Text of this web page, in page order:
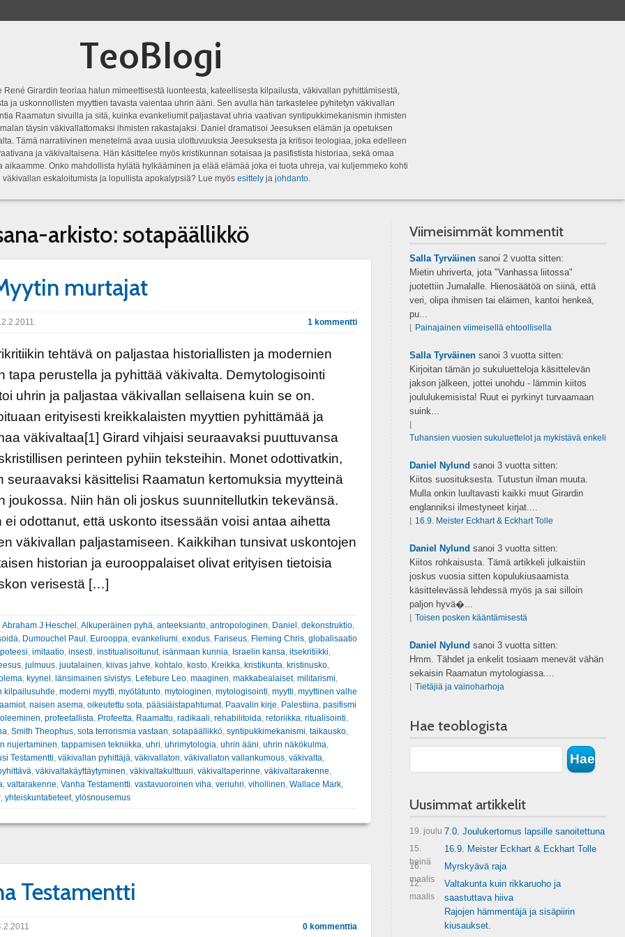
TeoBlogi
Girardin teoriaa halun mimeettisestä luonteesta, kateellisesta kilpailusta, väkivallan pyhittämisestä,
ja uskonnollisten myyttien tavasta vaientaa uhrin ääni. Sen avulla hän tarkastelee pyhitetyn väkivallan
Raamatun sivuilla ja sitä, kuinka evankeliumit paljastavat uhria vaativan syntipukkimekanismin ihmisten
täysin väkivallattomaksi ihmisten rakastajaksi. Daniel dramatisoi Jeesuksen elämän ja opetuksen
Tämä narratiivinen menetelmä avaa uusia ulottuvuuksia Jeesuksesta ja kritisoi teologiaa, joka edelleen
ja väkivaltaisena. Hän käsittelee myös kristikunnan sotaisaa ja pasifistista historiaa, sekä omaa
aikaamme. Onko mahdollista hylätä hylkääminen ja elää elämää joka ei tuota uhreja, vai kuljemmeko kohti
väkivallan eskaloitumista ja lopullista apokalypsiä? Lue myös esittelyja johdanto.
arkisto: sotapäällikkö
murtajat
1 kommentti
tehtävä on paljastaa historiallisten ja modernien
tapa perustella ja pyhittää väkivalta. Demytologisointi
uhrin ja paljastaa väkivallan sellaisena kuin se on.
erityisesti kreikkalaisten myyttien pyhittämää ja
väkivaltaa[1] Girard vihjaisi seuraavaksi puuttuvansa
perinteen pyhiin teksteihin. Monet odottivatkin,
seuraavaksi käsittelisi Raamatun kertomuksia myytteinä
joukossa. Niin hän oli joskus suunnitellutkin tekevänsä.
ei odottanut, että uskonto itsessään voisi antaa aihetta
väkivallan paljastamiseen. Kaikkihan tunsivat uskontojen
historian ja eurooppalaiset olivat erityisen tietoisia
verisestä […]
Abraham J Heschel Alkuperäinen pyhä anteeksianto, antropologinen Daniel dekonstruktio,
Dumouchel Paul Eurooppa evankeliumi exodus, Fariseus, Fleming Chris, globalisaatio
imitaatio, insesti institualisoitunut, isänmaan kunnia Israelin kansa itsekritiikki
, julmuus, juutalainen kiivas jahve kohtalo, kosto, Kreikka kristikunta kristinusko,
kyynel länsimainen sivistys, Lefebure Leo, maaginen makkabealaiset, militarismi
kilpailusuhde moderni myytti myötätunto, mytologinen mytologisointi myytti myyttinen valhe
, naisen asema oikeutettu sota pääsiäistapahtumat, Paavalin kirje Palestiina pasifismi
profeetallista Profeetta Raamattu radikaali rehabilitoida retoriikka ritualisointi
Smith Theophus, sota terrorismia vastaan sotapäällikkö, syntipukkimekanismi taikausko,
nujertaminen tappamisen tekniikka uhri uhrimytologia uhrin ääni uhrin näkökulma
Testamentti väkivallan pyhittäjä väkivallaton väkivallaton vallankumous, väkivalta
väkivaltakäyttäytyminen väkivaltakulttuuri väkivaltaperinne väkivaltarakenne
valtarakenne Vanha Testamentti vastavuoroinen viha veriuhri vihollinen Wallace Mark,
, yhteiskuntatieteet, ylösnousemus
Testamentti
0 kommenttia
Viimeisimmät kommentit
Salla Tyrväinensanoi 2 vuotta sitten:
Mietin uhriverta, jota "Vanhassa liitossa"
juotettiin Jumalalle. Hienosäätöä on siinä, että
veri, olipa ihmisen tai eläimen, kantoi henkeä,
pu...
Painajainen viimeisellä ehtoollisella
Salla Tyrväinensanoi 3 vuotta sitten:
Kirjoitan tämän jo sukuluetteloja käsittelevän
jakson jälkeen, jottei unohdu - lämmin kiitos
joululukemisista! Ruut ei pyrkinyt turvaamaan
suink...
Tuhansien vuosien sukuluettelot ja mykistävä enkeli
Daniel Nylund sanoi 3 vuotta sitten:
Kiitos suosituksesta. Tutustun ilman muuta.
Mulla onkin luultavasti kaikki muut Girardin
englanniksi ilmestyneet kirjat....
16.9. Meister Eckhart & Eckhart Tolle
Daniel Nylund sanoi 3 vuotta sitten:
Kiitos rohkaisusta. Tämä artikkeli julkaistiin
joskus vuosia sitten kopulukiusaamista
käsittelevässä lehdessä myös ja sai silloin
paljon hyvä�...
Toisen posken kääntämisestä
Daniel Nylund sanoi 3 vuotta sitten:
Hmm. Tähdet ja enkelit tosiaam menevät vähän
sekaisin Raamatun mytologiassa....
Tietäjiä ja vainoharhoja
Hae teoblogista
Uusimmat artikkelit
19. joulu 7.0. Joulukertomus lapsille sanoitettuna
15.
heinä
16.9. Meister Eckhart & Eckhart Tolle
16.
maalis
Myrskyävä raja
12.
maalis
Valtakunta kuin rikkaruoho ja
saastuttava hiiva
Rajojen hämmentäjä ja sisäpiirin
kiusaukset.